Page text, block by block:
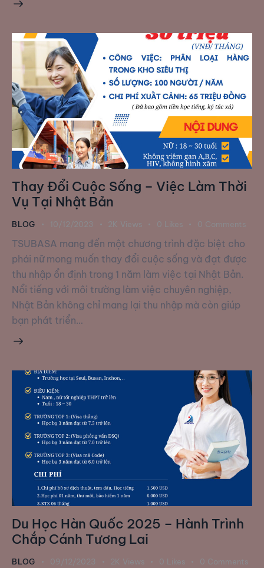
Thay Đổi Cuộc Sống – Việc Làm Thời
Vụ Tại Nhật Bản
BLOG 10/12/2023 2K Views 0 Likes 0 Comments
TSUBASA mang đến một chương trình đặc biệt cho
phái nữ mong muốn thay đổi cuộc sống và đạt được
thu nhập ổn định trong 1 năm làm việc tại Nhật Bản.
Nổi tiếng với môi trường làm việc chuyên nghiệp,
Nhật Bản không chỉ mang lại thu nhập mà còn giúp
bạn phát triển…
Du Học Hàn Quốc 2025 – Hành Trình
Chắp Cánh Tương Lai
BLOG 09/12/2023 2K Views 0 Likes 0 Comments